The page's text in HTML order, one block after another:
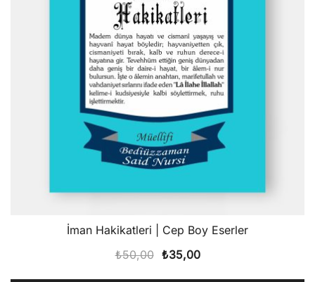
İman Hakikatleri | Cep Boy Eserler
₺50,00 Orijinal
₺35,00Şu